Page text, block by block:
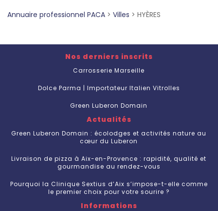
Annuaire professionnel PACA > Villes > HYÈRES
Nos derniers inscrits
Carrosserie Marseille
Dolce Parma | Importateur Italien Vitrolles
Green Luberon Domain
Actualités
Green Luberon Domain : écolodges et activités nature au
cœur du Luberon
Livraison de pizza à Aix-en-Provence : rapidité, qualité et
gourmandise au rendez-vous
Pourquoi la Clinique Sextius d’Aix s’impose-t-elle comme
le premier choix pour votre sourire ?
Informations